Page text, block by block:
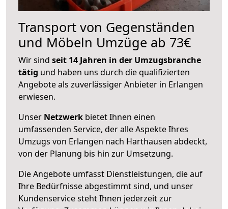
Transport von Gegenständen
und Möbeln Umzüge ab 73€
Wir sind seit 14 Jahren in der Umzugsbranche
tätig und haben uns durch die qualifizierten
Angebote als zuverlässiger Anbieter in Erlangen
erwiesen.
Unser Netzwerk bietet Ihnen einen
umfassenden Service, der alle Aspekte Ihres
Umzugs von Erlangen nach Harthausen abdeckt,
von der Planung bis hin zur Umsetzung.
Die Angebote umfasst Dienstleistungen, die auf
Ihre Bedürfnisse abgestimmt sind, und unser
Kundenservice steht Ihnen jederzeit zur